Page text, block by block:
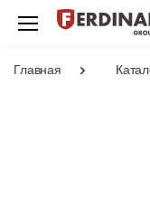
Главная